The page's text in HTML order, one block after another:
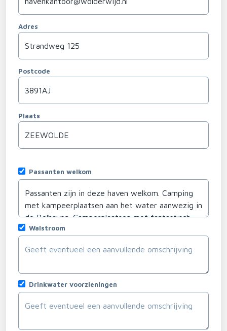
Adres
Postcode
Plaats
Passanten welkom
Walstroom
Drinkwater voorzieningen